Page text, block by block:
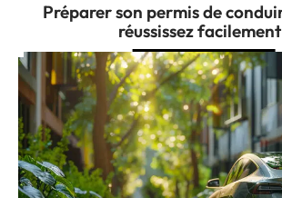
Préparer son permis de
réussissez